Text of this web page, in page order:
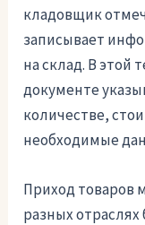
кладовщик
записывает
на склад. В этой
документе
количестве,
необходимые
Приход товаров
разных